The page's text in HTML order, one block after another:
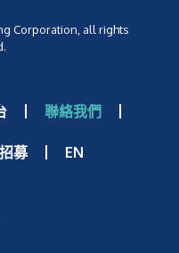
Corporation, all rights
聯絡我們
募 EN